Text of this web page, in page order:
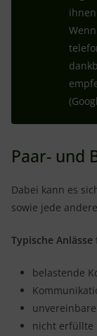
Paar- und
Dabei kann es
sowie jede
Typische
belastende
nicht erfüllte